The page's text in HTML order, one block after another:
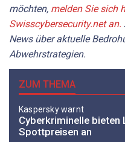
möchten, melden Sie sich
Swisscybersecurity.net an.
News über aktuelle
Abwehrstrategien.
ZUM THEMA
Kaspersky warnt
Cyberkriminelle bieten
Spottpreisen an